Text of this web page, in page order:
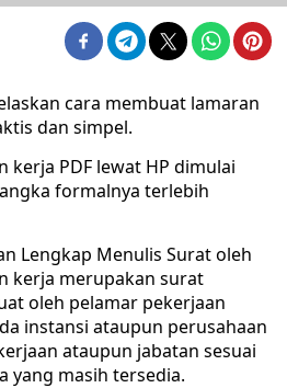
cara membuat lamaran
dan simpel.
kerja PDF lewat HP dimulai
formalnya terlebih
Lengkap Menulis Surat oleh
kerja merupakan surat
oleh pelamar pekerjaan
instansi ataupun perusahaan
ataupun jabatan sesuai
yang masih tersedia.